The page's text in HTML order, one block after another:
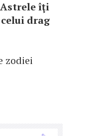
îţi
drag
zodiei